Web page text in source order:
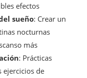
efectos
sueño: Crear un
nocturnas
más
: Prácticas
ejercicios de